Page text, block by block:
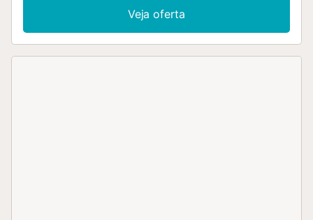
televisão, ar condicionado e máquina de lavar roupa.
Berço e cadeira alta disponíveis mediante pedido e com
custo adicional. No exterior privativo encontram uma
Veja oferta